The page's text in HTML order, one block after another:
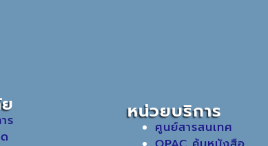
ร
หน่วยบริการ
ศูนย์สารสนเทศ